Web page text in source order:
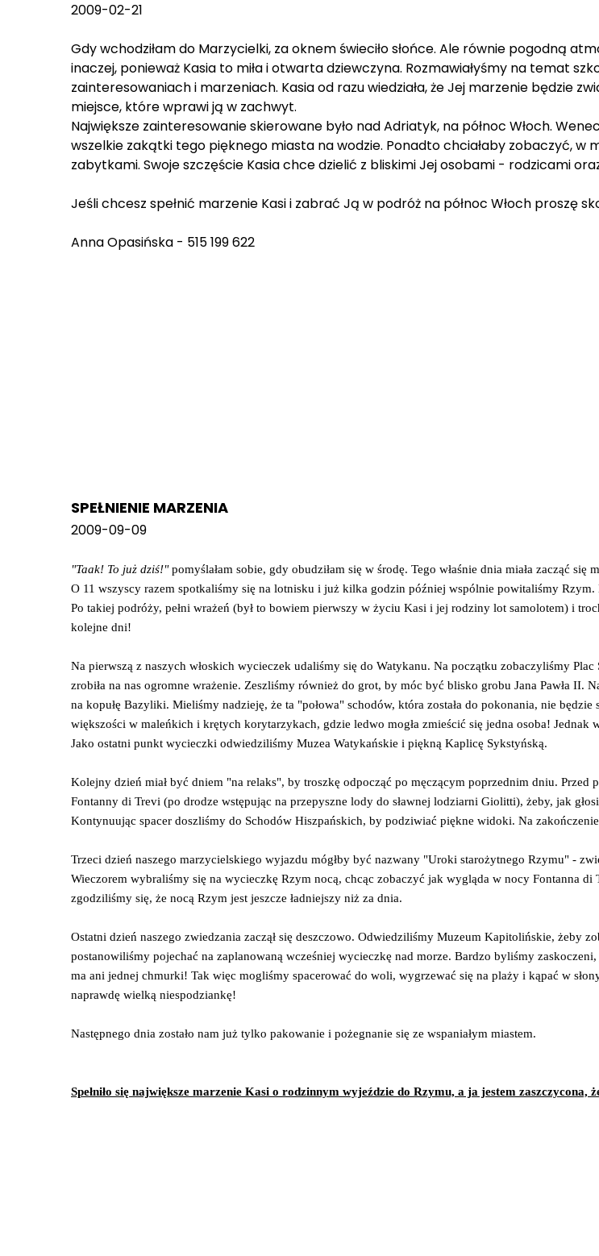
2009-02-21
Gdy wchodziłam do Marzycielki, za oknem świeciło słońce. Ale równie pogodną
inaczej, ponieważ Kasia to miła i otwarta dziewczyna. Rozmawiałyśmy na temat
zainteresowaniach i marzeniach. Kasia od razu wiedziała, że Jej marzenie będzie
miejsce, które wprawi ją w zachwyt.
Największe zainteresowanie skierowane było nad Adriatyk, na północ Włoch.
wszelkie zakątki tego pięknego miasta na wodzie. Ponadto chciałaby zobaczyć, w
zabytkami. Swoje szczęście Kasia chce dzielić z bliskimi Jej osobami - rodzicami
Jeśli chcesz spełnić marzenie Kasi i zabrać Ją w podróż na północ Włoch proszę
Anna Opasińska - 515 199 622
SPEŁNIENIE MARZENIA
2009-09-09
"Taak! To już dziś!"pomyślałam sobie, gdy obudziłam się w środę. Tego właśnie dnia miała zacząć
O 11 wszyscy razem spotkaliśmy się na lotnisku i już kilka godzin później wspólnie powitaliśmy Rzym.
Po takiej podróży, pełni wrażeń (był to bowiem pierwszy w życiu Kasi i jej rodziny lot samolotem) i
kolejne dni!
Na pierwszą z naszych włoskich wycieczek udaliśmy się do Watykanu. Na początku zobaczyliśmy
zrobiła na nas ogromne wrażenie. Zeszliśmy również do grot, by móc być blisko grobu Jana Pawła II.
na kopułę Bazyliki. Mieliśmy nadzieję, że ta "połowa" schodów, która została do pokonania, nie
większości w maleńkich i krętych korytarzykach, gdzie ledwo mogła zmieścić się jedna osoba! Jednak
Jako ostatni punkt wycieczki odwiedziliśmy Muzea Watykańskie i piękną Kaplicę Sykstyńską.
Kolejny dzień miał być dniem "na relaks", by troszkę odpocząć po męczącym poprzednim dniu.
Fontanny di Trevi (po drodze wstępując na przepyszne lody do sławnej lodziarni Giolitti), żeby, jak
Kontynuując spacer doszliśmy do Schodów Hiszpańskich, by podziwiać piękne widoki. Na
Trzeci dzień naszego marzycielskiego wyjazdu mógłby być nazwany "Uroki starożytnego Rzymu" -
Wieczorem wybraliśmy się na wycieczkę Rzym nocą, chcąc zobaczyć jak wygląda w nocy Fontanna
zgodziliśmy się, że nocą Rzym jest jeszcze ładniejszy niż za dnia.
Ostatni dzień naszego zwiedzania zaczął się deszczowo. Odwiedziliśmy Muzeum Kapitolińskie, żeby
postanowiliśmy pojechać na zaplanowaną wcześniej wycieczkę nad morze. Bardzo byliśmy
ma ani jednej chmurki! Tak więc mogliśmy spacerować do woli, wygrzewać się na plaży i kąpać w
naprawdę wielką niespodziankę!
Następnego dnia zostało nam już tylko pakowanie i pożegnanie się ze wspaniałym miastem.
Spełniło się największe marzenie Kasi o rodzinnym wyjeździe do Rzymu, a ja jestem zaszczycona,